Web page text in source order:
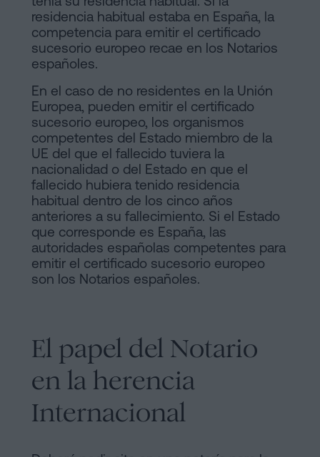
residencia habitual estaba en España, la
competencia para emitir el certificado
sucesorio europeo recae en los Notarios
españoles.
En el caso de no residentes en la Unión
Europea, pueden emitir el certificado
sucesorio europeo, los organismos
competentes del Estado miembro de la
UE del que el fallecido tuviera la
nacionalidad o del Estado en que el
fallecido hubiera tenido residencia
habitual dentro de los cinco años
anteriores a su fallecimiento. Si el Estado
que corresponde es España, las
autoridades españolas competentes para
emitir el certificado sucesorio europeo
son los Notarios españoles.
El papel del Notario
en la herencia
Internacional